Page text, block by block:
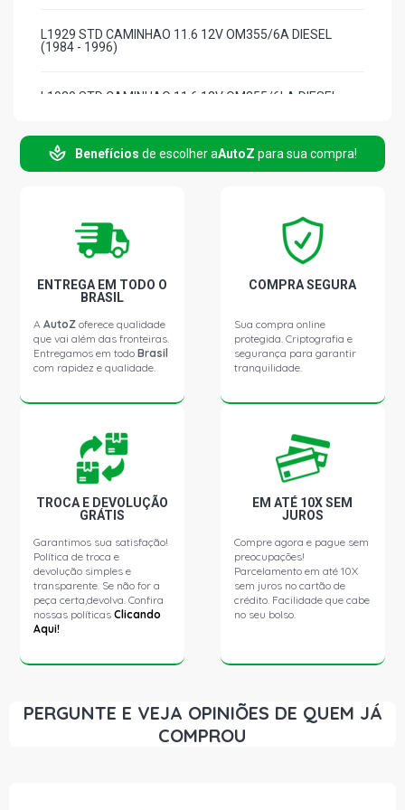
L1929 STD CAMINHAO 11.6 12V OM355/6A DIESEL
(1984 - 1996)
L1929 STD CAMINHAO 11.6 12V OM355/6LA DIESEL
L2219 STD CAMINHAO 9.7 10V OM355/5 DIESEL (1981 -
1989)
L2220 STD CAMINHAO 9.7 10V OM355/5 DIESEL (1987 -
LA1519 STD CAMINHAO 9.7 10V OM355/5 DIESEL (1971
LA1924 STD CAMINHAO 11.6 12V OM355/6A DIESEL
(1975 - 1983)
LA1924 STD CAMINHAO 11.6 12V OM355/6LA DIESEL
LA1932 STD CAMINHAO 11.6 12V OM355/6A DIESEL
(1984 - 1989)
(1984 - 1989)
LB2219 STD CAMINHAO 9.7 10V OM355/5 DIESEL (1978
- 1987)
LB2220 STD CAMINHAO 9.7 10V OM355/5 DIESEL (1987
LG1519 STD CAMINHAO 9.7 10V OM355/5 DIESEL (1970
Benefícios de escolher aAutoZ para sua compra!
ENTREGA EM TODO O
BRASIL
AAutoZ oferece qualidade
que vai além das fronteiras.
Entregamos em todoBrasil
com rapidez e qualidade.
COMPRA SEGURA
Sua compra online
protegida. Criptografia e
segurança para garantir
tranquilidade.
TROCA E DEVOLUÇÃO
GRÁTIS
Garantimos sua satisfação!
Política de troca e
devolução simples e
transparente. Se não for a
peça certa,devolva. Confira
nossas políticasClicando
Aqui!
EM ATÉ 10X SEM
JUROS
Compre agora e pague sem
preocupações!
Parcelamento em até 10X
sem juros no cartão de
crédito. Facilidade que cabe
no seu bolso.
PERGUNTE E VEJA OPINIÕES DE QUEM JÁ
COMPROU